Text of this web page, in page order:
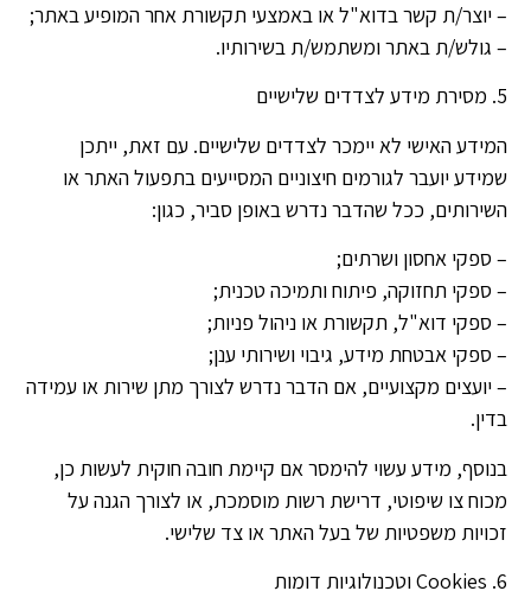
– יוצר/ת קשר בדוא"ל או באמצעי תקשורת אחר המופיע באתר;
– גולש/ת באתר ומשתמש/ת בשירותיו.
5. מסירת מידע לצדדים שלישיים
המידע האישי לא יימכר לצדדים שלישיים. עם זאת, ייתכן
שמידע יועבר לגורמים חיצוניים המסייעים בתפעול האתר או
השירותים, ככל שהדבר נדרש באופן סביר, כגון:
– ספקי אחסון ושרתים;
– ספקי תחזוקה, פיתוח ותמיכה טכנית;
– ספקי דוא"ל, תקשורת או ניהול פניות;
– ספקי אבטחת מידע, גיבוי ושירותי ענן;
– יועצים מקצועיים, אם הדבר נדרש לצורך מתן שירות או עמידה
בדין.
בנוסף, מידע עשוי להימסר אם קיימת חובה חוקית לעשות כן,
מכוח צו שיפוטי, דרישת רשות מוסמכת, או לצורך הגנה על
זכויות משפטיות של בעל האתר או צד שלישי.
6. Cookies וטכנולוגיות דומות